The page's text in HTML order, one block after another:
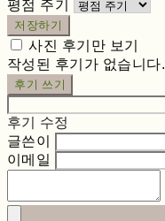
평점 주기
저장하기
사진 후기만 보기
작성된 후기가 없습니다.
후기 쓰기
후기 수정
글쓴이
이메일